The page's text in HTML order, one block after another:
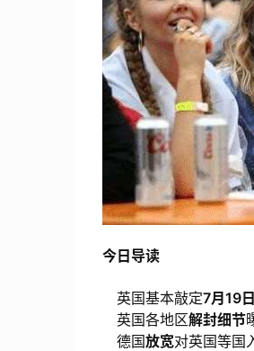
今日导读
英国基本敲定7月19日
英国各地区解封细节
德国放宽对英国等国